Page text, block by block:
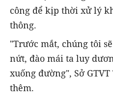
công để kịp thời xử lý
thông.
"Trước mắt, chúng tôi
nứt, đào mái ta luy
xuống đường", Sở
thêm.